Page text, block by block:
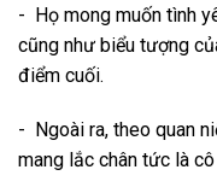
- Họ mong muốn tình
cũng như biểu tượng
điểm cuối.
- Ngoài ra, theo quan
mang lắc chân tức là